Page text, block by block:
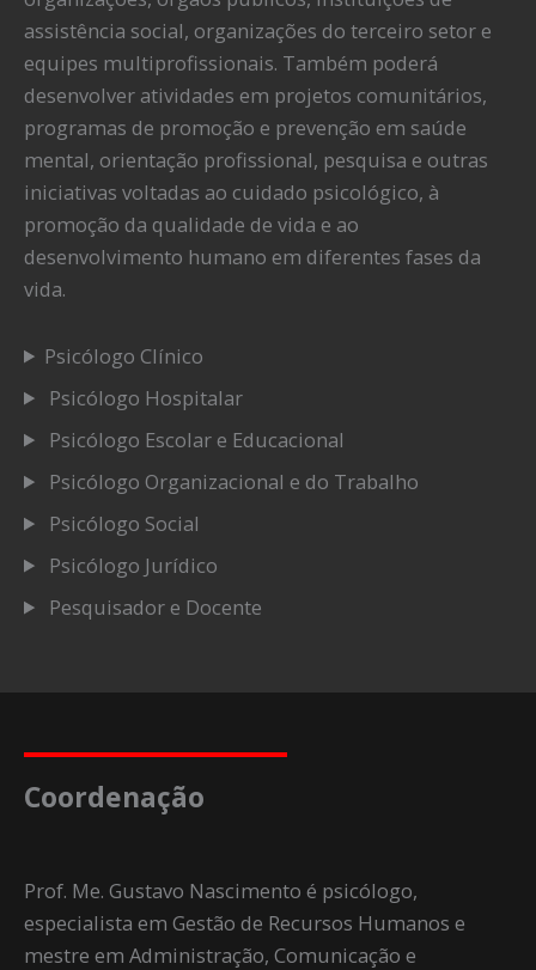
assistência social, organizações do terceiro setor e
equipes multiprofissionais. Também poderá
desenvolver atividades em projetos comunitários,
programas de promoção e prevenção em saúde
mental, orientação profissional, pesquisa e outras
iniciativas voltadas ao cuidado psicológico, à
promoção da qualidade de vida e ao
desenvolvimento humano em diferentes fases da
vida.
Psicólogo Clínico
Psicólogo Hospitalar
Psicólogo Escolar e Educacional
Psicólogo Organizacional e do Trabalho
Psicólogo Social
Psicólogo Jurídico
Pesquisador e Docente
Coordenação
Prof. Me. Gustavo Nascimento é psicólogo,
especialista em Gestão de Recursos Humanos e
mestre em Administração, Comunicação e